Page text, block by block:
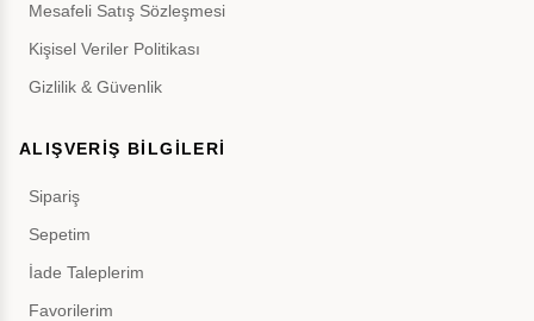
Mesafeli Satış Sözleşmesi
Kişisel Veriler Politikası
Gizlilik & Güvenlik
ALIŞVERİŞ BİLGİLERİ
Sipariş
Sepetim
İade Taleplerim
Favorilerim